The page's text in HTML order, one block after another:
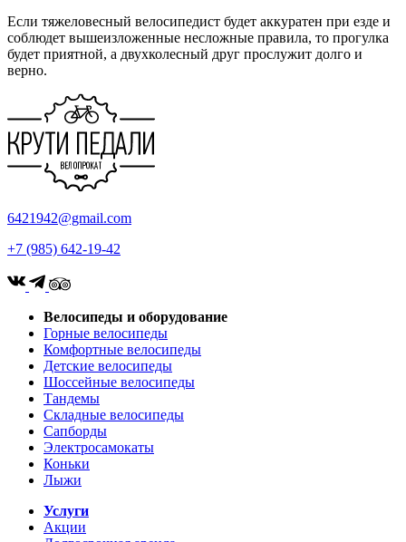
Если тяжеловесный велосипедист будет аккуратен при езде и
соблюдет вышеизложенные несложные правила, то прогулка
будет приятной, а двухколесный друг прослужит долго и
верно.
6421942@gmail.com
+7 (985) 642-19-42
Велосипеды и оборудование
Горные велосипеды
Комфортные велосипеды
Детские велосипеды
Шоссейные велосипеды
Тандемы
Складные велосипеды
Сапборды
Электросамокаты
Коньки
Лыжи
Услуги
Акции